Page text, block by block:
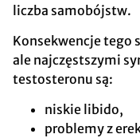
liczba samobójstw.
Konsekwencje tego
ale najczęstszymi
testosteronu są:
niskie libido,
problemy z